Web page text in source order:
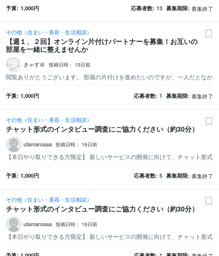
予算 1,000円 応募者数 13 募集期限 募集終了
その他（住まい・美容・生活相談）
【週１、２回】オンライン片付けパートナーを募集！お互いの
部屋を一緒に整えませんか
きゃす＠ 投稿日時： 15日前
予算 1,000円 応募者数 1 募集期限 募集終了
その他（住まい・美容・生活相談）
チャット形式のインタビュー調査にご協力ください（約30分）
utamaroaaa 投稿日時： 16日前
予算 1,000円 応募者数 5 募集期限 募集終了
その他（住まい・美容・生活相談）
チャット形式のインタビュー調査にご協力ください（約30分）
utamaroaaa 投稿日時： 16日前